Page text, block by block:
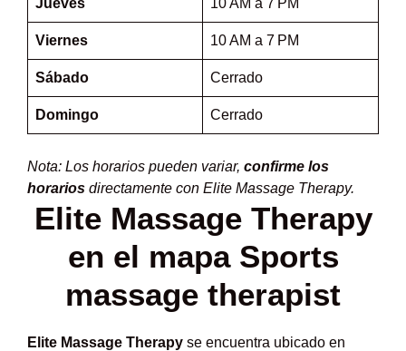
Viernes 10 AM a 7 PM
Sábado Cerrado
Domingo Cerrado
Nota: Los horarios pueden variar, confirme los
horarios directamente con Elite Massage Therapy.
Elite Massage Therapy
en el mapa Sports
massage therapist
Elite Massage Therapy se encuentra ubicado en